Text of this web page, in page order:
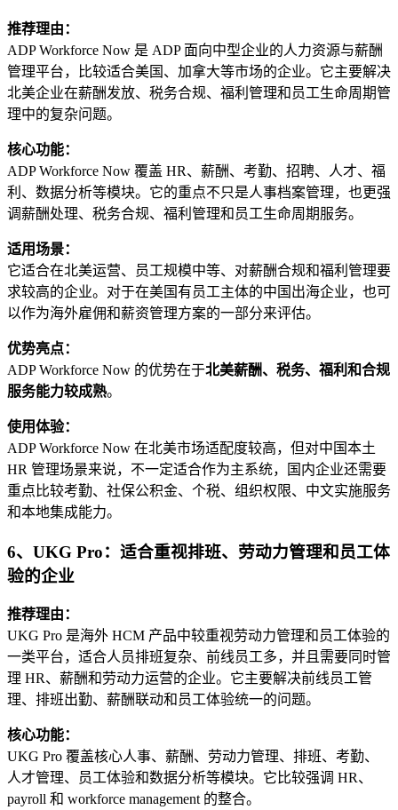
推荐理由：
ADP Workforce Now 是 ADP 面向中型企业的人力资源与薪酬
管理平台，比较适合美国、加拿大等市场的企业。它主要解决
北美企业在薪酬发放、税务合规、福利管理和员工生命周期管
理中的复杂问题。
核心功能：
ADP Workforce Now 覆盖 HR、薪酬、考勤、招聘、人才、福
利、数据分析等模块。它的重点不只是人事档案管理，也更强
调薪酬处理、税务合规、福利管理和员工生命周期服务。
适用场景：
它适合在北美运营、员工规模中等、对薪酬合规和福利管理要
求较高的企业。对于在美国有员工主体的中国出海企业，也可
以作为海外雇佣和薪资管理方案的一部分来评估。
优势亮点：
ADP Workforce Now 的优势在于北美薪酬、税务、福利和合规
服务能力较成熟。
使用体验：
ADP Workforce Now 在北美市场适配度较高，但对中国本土
HR 管理场景来说，不一定适合作为主系统，国内企业还需要
重点比较考勤、社保公积金、个税、组织权限、中文实施服务
和本地集成能力。
6、UKG Pro：适合重视排班、劳动力管理和员工体
验的企业
推荐理由：
UKG Pro 是海外 HCM 产品中较重视劳动力管理和员工体验的
一类平台，适合人员排班复杂、前线员工多，并且需要同时管
理 HR、薪酬和劳动力运营的企业。它主要解决前线员工管
理、排班出勤、薪酬联动和员工体验统一的问题。
核心功能：
UKG Pro 覆盖核心人事、薪酬、劳动力管理、排班、考勤、
人才管理、员工体验和数据分析等模块。它比较强调 HR、
payroll 和 workforce management 的整合。